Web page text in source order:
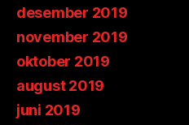
desember 2019
november 2019
oktober 2019
august 2019
juni 2019